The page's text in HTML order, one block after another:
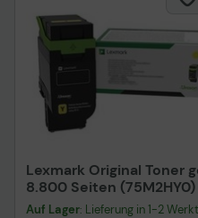
Lexmark Original Toner
8.800 Seiten
CX532adwe
Auf Lager: Lieferung in 1-2